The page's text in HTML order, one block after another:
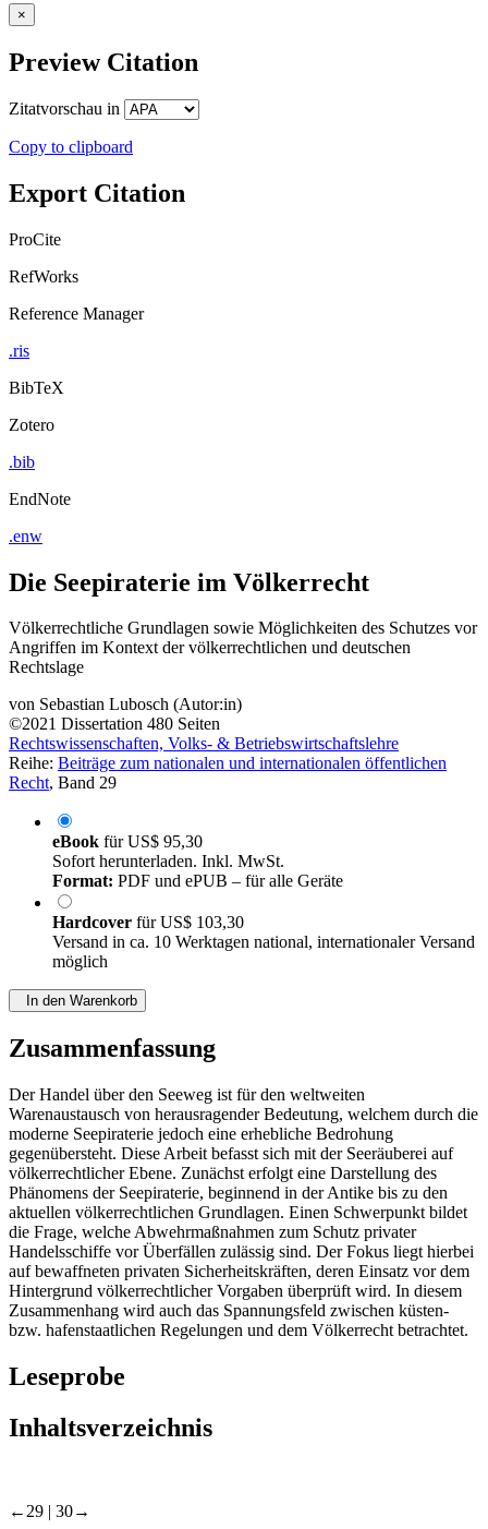
×
Preview Citation
Zitatvorschau in
Copy to clipboard
Export Citation
ProCite
RefWorks
Reference Manager
.ris
BibTeX
Zotero
.bib
EndNote
.enw
Die Seepiraterie im Völkerrecht
Völkerrechtliche Grundlagen sowie Möglichkeiten des Schutzes vor
Angriffen im Kontext der völkerrechtlichen und deutschen
Rechtslage
von Sebastian Lubosch (Autor:in)
©2021 Dissertation 480 Seiten
Rechtswissenschaften, Volks- & Betriebswirtschaftslehre
Reihe: Beiträge zum nationalen und internationalen öffentlichen
Recht, Band 29
eBook fürUS$ 95,30
Sofort herunterladen. Inkl. MwSt.
Format: PDF und ePUB – für alle Geräte
Hardcover fürUS$ 103,30
Versand in ca. 10 Werktagen national, internationaler Versand
möglich
In den Warenkorb
Zusammenfassung
Der Handel über den Seeweg ist für den weltweiten
Warenaustausch von herausragender Bedeutung, welchem durch die
moderne Seepiraterie jedoch eine erhebliche Bedrohung
gegenübersteht. Diese Arbeit befasst sich mit der Seeräuberei auf
völkerrechtlicher Ebene. Zunächst erfolgt eine Darstellung des
Phänomens der Seepiraterie, beginnend in der Antike bis zu den
aktuellen völkerrechtlichen Grundlagen. Einen Schwerpunkt bildet
die Frage, welche Abwehrmaßnahmen zum Schutz privater
Handelsschiffe vor Überfällen zulässig sind. Der Fokus liegt hierbei
auf bewaffneten privaten Sicherheitskräften, deren Einsatz vor dem
Hintergrund völkerrechtlicher Vorgaben überprüft wird. In diesem
Zusammenhang wird auch das Spannungsfeld zwischen küsten-
bzw. hafenstaatlichen Regelungen und dem Völkerrecht betrachtet.
Leseprobe
Inhaltsverzeichnis
←29 | 30→